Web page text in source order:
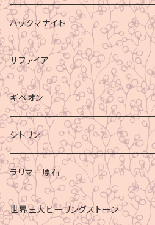
ハックマナイト
サファイア
ギベオン
シトリン
ラリマー原石
世界三大ヒーリングストーン